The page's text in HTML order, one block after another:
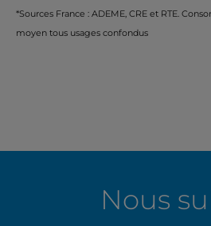
*Sources France : ADEME, CRE et RTE.
moyen tous usages confondus
Nous